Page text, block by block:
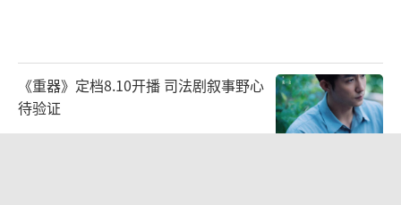
《重器》定档8.10开播 司法剧叙事野心
待验证
2026-08-07 07:21:56